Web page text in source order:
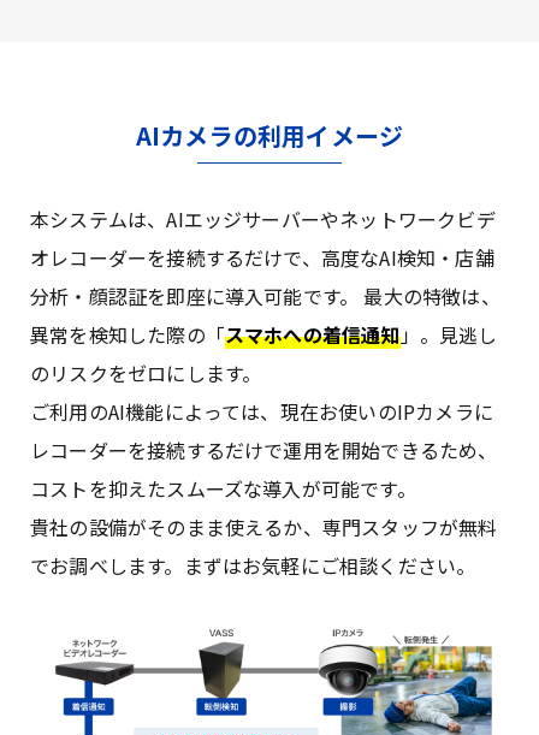
AIカメラの利用イメージ
本システムは、AIエッジサーバーやネットワークビデ
オレコーダーを接続するだけで、高度なAI検知・店舗
分析・顔認証を即座に導入可能です。 最大の特徴は、
異常を検知した際の「スマホへの着信通知」。見逃し
のリスクをゼロにします。
ご利用のAI機能によっては、現在お使いのIPカメラに
レコーダーを接続するだけで運用を開始できるため、
コストを抑えたスムーズな導入が可能です。
貴社の設備がそのまま使えるか、専門スタッフが無料
でお調べします。まずはお気軽にご相談ください。